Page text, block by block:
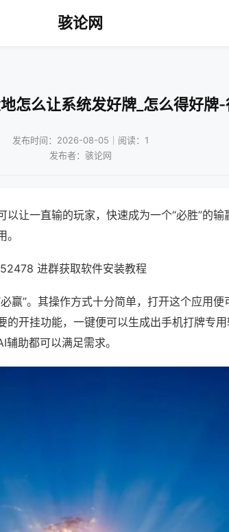
骇论网
怎么让系统发好牌_怎么得好牌
发布时间：2026-08-05｜阅读：1
发布者：骇论网
让一直输的玩家，快速成为一个“必胜”的输
进群获取软件安装教程
赢”。其操作方式十分简单，打开这个应用
的开挂功能，一键便可以生成出手机打牌专
助都可以满足需求。